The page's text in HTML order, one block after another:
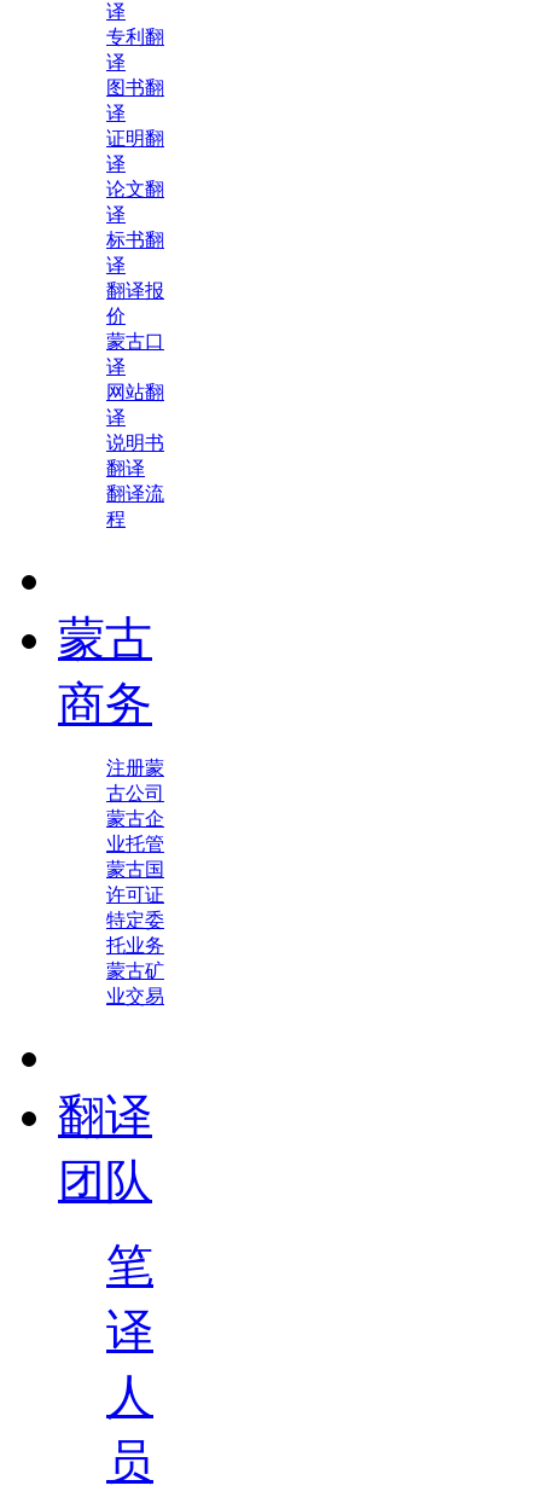
译
专利翻
译
图书翻
译
证明翻
译
论文翻
译
标书翻
译
翻译报
价
蒙古口
译
网站翻
译
说明书
翻译
翻译流
程
蒙古
商务
注册蒙
古公司
蒙古企
业托管
蒙古国
许可证
特定委
托业务
蒙古矿
业交易
翻译
团队
笔
译
人
员